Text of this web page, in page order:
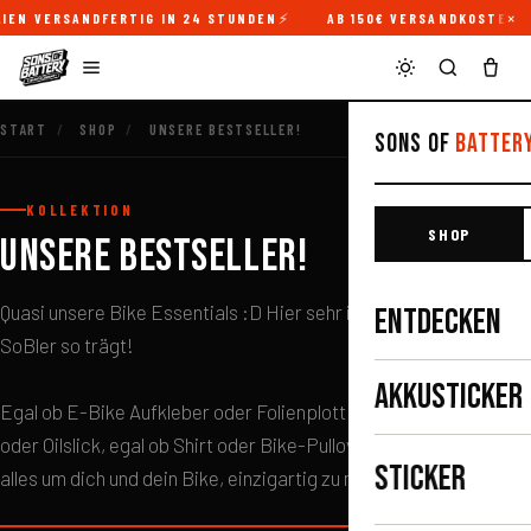
VERSANDFERTIG IN 24 STUNDEN AB 150€ ×
Sons of
SHOP
ENTDECKEN
AKKUSTICKER
STICKER
START / SHOP / UNSERE BESTSELLER!
KOLLEKTION
UNSERE BESTSELLER!
Quasi unsere Bike Essentials :D Hier sehr ihr, was der moderene
SoBler so trägt!
Egal ob E-Bike Aufkleber oder Folienplott in Rainbow Optik
oder Oilslick, egal ob Shirt oder Bike-Pullover, hier findest du
alles um dich und dein Bike, einzigartig zu machen!